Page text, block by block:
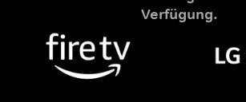
Verfügung.